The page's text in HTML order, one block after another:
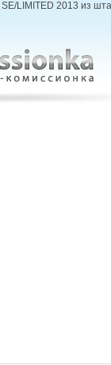
LIMITED 2013 из